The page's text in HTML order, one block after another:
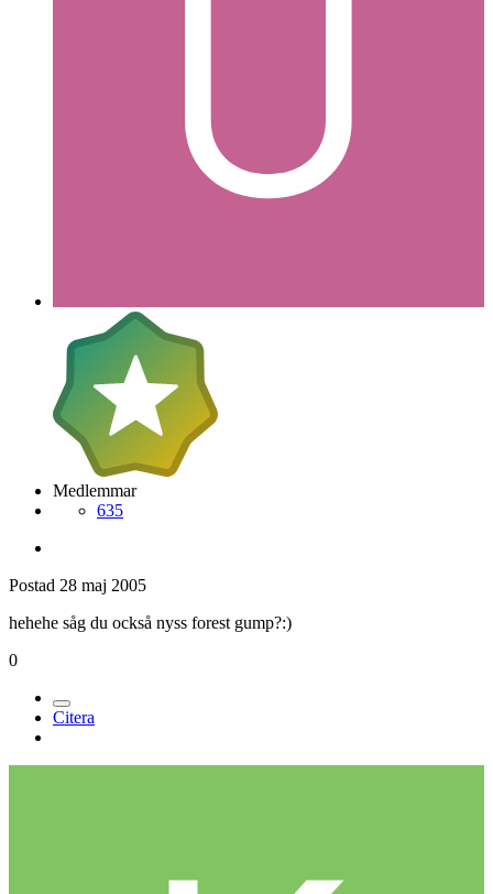
Medlemmar
635
Postad 28 maj 2005
hehehe såg du också nyss forest gump?:)
0
Citera